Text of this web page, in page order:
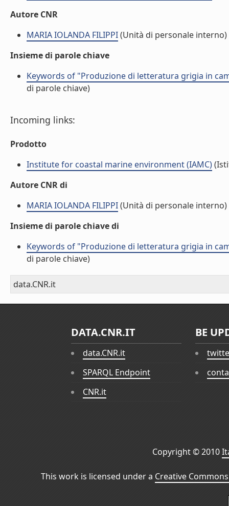
Autore CNR
MARIA IOLANDA FILIPPI(Unità di personale interno)
Insieme di parole chiave
Keywords of "Produzione di letteratura grigia in
di parole chiave)
Incoming links:
Prodotto
Institute for coastal marine environment (IAMC)
Autore CNR di
MARIA IOLANDA FILIPPI(Unità di personale interno)
Insieme di parole chiave di
Keywords of "Produzione di letteratura grigia in
di parole chiave)
data.CNR.it
DATA.CNR.IT
data.CNR.it
SPARQL Endpoint
CNR.it
BE
Copyright © 2010
This work is licensed under a Creative